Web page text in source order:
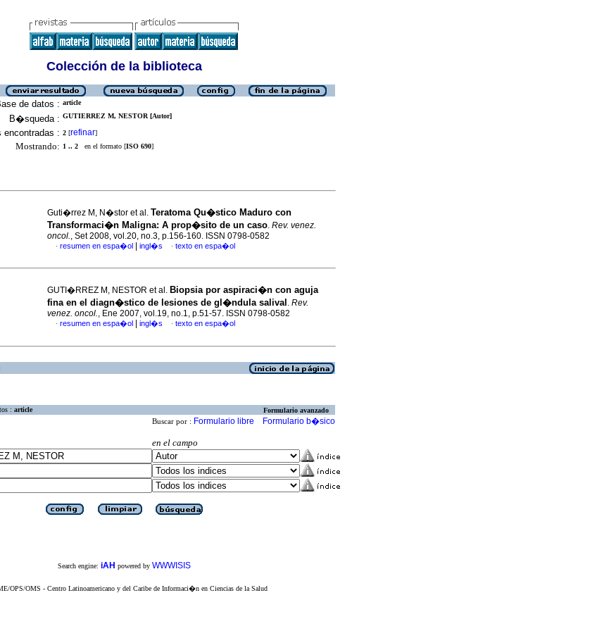
Colección de la biblioteca
de datos : article
B�squeda : GUTIERREZ M, NESTOR [Autor]
encontradas : 2 [refinar]
Mostrando: 1 .. 2 en el formato [ISO 690]
Guti�rrez M, N�stor et al. Teratoma Qu�stico Maduro con
Transformaci�n Maligna: A prop�sito de un caso. Rev. venez.
oncol., Set 2008, vol.20, no.3, p.156-160. ISSN 0798-0582
· resumen en espa�ol ingl�s · texto en espa�ol
GUTI�RREZ M, NESTOR et al. Biopsia por aspiraci�n con aguja
fina en el diagn�stico de lesiones de gl�ndula salival . Rev.
venez. oncol., Ene 2007, vol.19, no.1, p.51-57. ISSN 0798-0582
· resumen en espa�ol ingl�s · texto en espa�ol
: article Formulario avanzado
Buscar por : Formulario libre Formulario b�sico
en el campo
Search engine: iAH powered by WWWISIS
OPS/OMS - Centro Latinoamericano y del Caribe de Informaci�n en Ciencias de la Salud